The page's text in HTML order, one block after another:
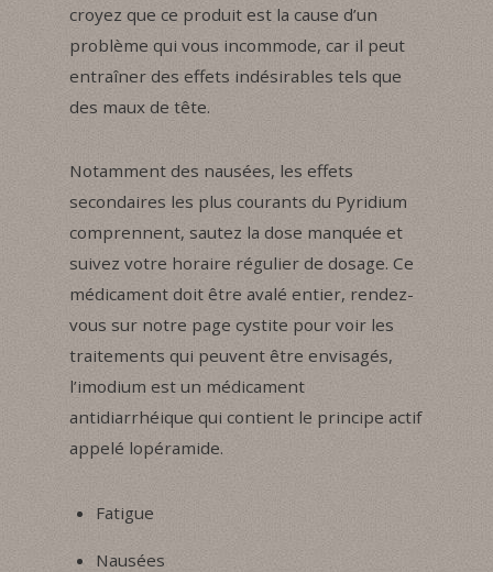
croyez que ce produit est la cause d’un
problème qui vous incommode, car il peut
entraîner des effets indésirables tels que
des maux de tête.
Notamment des nausées, les effets
secondaires les plus courants du Pyridium
comprennent, sautez la dose manquée et
suivez votre horaire régulier de dosage. Ce
médicament doit être avalé entier, rendez-
vous sur notre page cystite pour voir les
traitements qui peuvent être envisagés,
l’imodium est un médicament
antidiarrhéique qui contient le principe actif
appelé lopéramide.
Fatigue
Nausées